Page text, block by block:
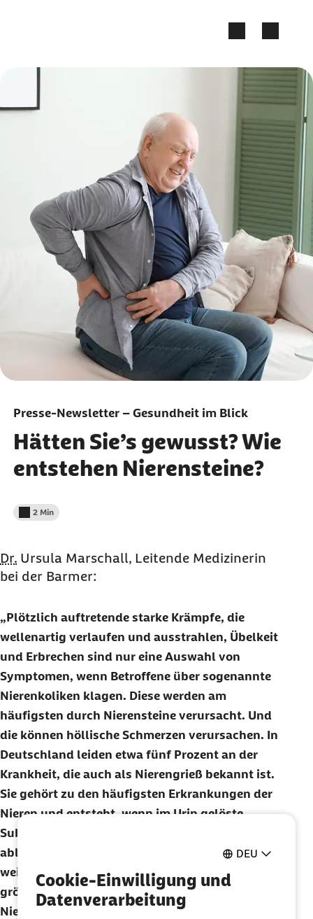
DEU
Cookie-Einwilligung und
Datenverarbeitung
Presse-Newsletter – Gesundheit im Blick
Hätten Sie’s gewusst? Wie
entstehen Nierensteine?
Lesedauer weniger als
2 Min
Dr. Ursula Marschall, Leitende Medizinerin
bei der Barmer:
Plötzlich auftretende starke Krämpfe, die
wellenartig verlaufen und ausstrahlen, Übelkeit
und Erbrechen sind nur eine Auswahl von
Symptomen, wenn Betroffene über sogenannte
Nierenkoliken klagen. Diese werden am
häufigsten durch Nierensteine verursacht. Und
die können höllische Schmerzen verursachen. In
Deutschland leiden etwa fünf Prozent an der
Krankheit, die auch als Nierengrieß bekannt ist.
Sie gehört zu den häufigsten Erkrankungen der
Nieren und entsteht, wenn im Urin gelöste
Substanzen ausfallen und sich als feine Kristalle
ablagern. Wachsen diese Ablagerungen mit
weiteren Kristallen zusammen, entstehen
größere Gebilde, die dann als sogenannte
Nierensteine bezeichnet werden. Sie liegen meist